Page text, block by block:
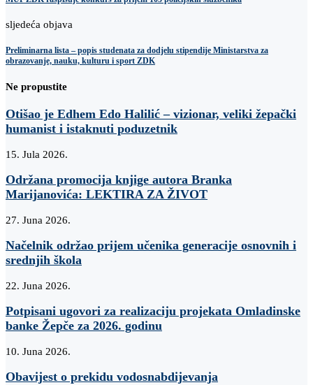
sljedeća objava
Preliminarna lista – popis studenata za dodjelu stipendije Ministarstva za
obrazovanje, nauku, kulturu i sport ZDK
Ne propustite
Otišao je Edhem Edo Halilić – vizionar, veliki žepački
humanist i istaknuti poduzetnik
15. Jula 2026.
Održana promocija knjige autora Branka
Marijanovića: LEKTIRA ZA ŽIVOT
27. Juna 2026.
Načelnik održao prijem učenika generacije osnovnih i
srednjih škola
22. Juna 2026.
Potpisani ugovori za realizaciju projekata Omladinske
banke Žepče za 2026. godinu
10. Juna 2026.
Obavijest o prekidu vodosnabdijevanja